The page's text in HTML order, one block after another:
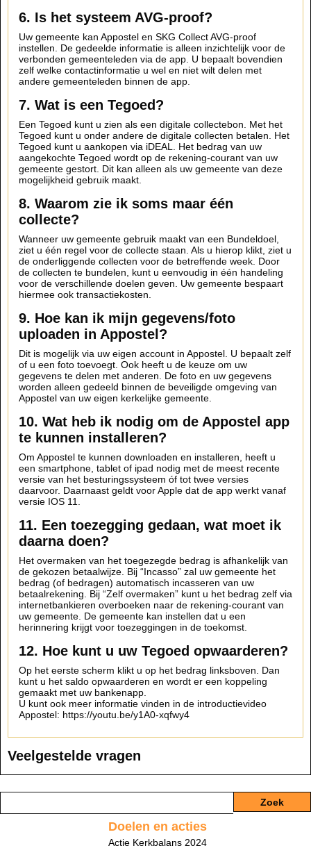
6. Is het systeem AVG-proof?
Uw gemeente kan Appostel en SKG Collect AVG-proof
instellen. De gedeelde informatie is alleen inzichtelijk voor de
verbonden gemeenteleden via de app. U bepaalt bovendien
zelf welke contactinformatie u wel en niet wilt delen met
andere gemeenteleden binnen de app.
7. Wat is een Tegoed?
Een Tegoed kunt u zien als een digitale collectebon. Met het
Tegoed kunt u onder andere de digitale collecten betalen. Het
Tegoed kunt u aankopen via iDEAL. Het bedrag van uw
aangekochte Tegoed wordt op de rekening-courant van uw
gemeente gestort. Dit kan alleen als uw gemeente van deze
mogelijkheid gebruik maakt.
8. Waarom zie ik soms maar één
collecte?
Wanneer uw gemeente gebruik maakt van een Bundeldoel,
ziet u één regel voor de collecte staan. Als u hierop klikt, ziet u
de onderliggende collecten voor de betreffende week. Door
de collecten te bundelen, kunt u eenvoudig in één handeling
voor de verschillende doelen geven. Uw gemeente bespaart
hiermee ook transactiekosten.
9. Hoe kan ik mijn gegevens/foto
uploaden in Appostel?
Dit is mogelijk via uw eigen account in Appostel. U bepaalt zelf
of u een foto toevoegt. Ook heeft u de keuze om uw
gegevens te delen met anderen. De foto en uw gegevens
worden alleen gedeeld binnen de beveiligde omgeving van
Appostel van uw eigen kerkelijke gemeente.
10. Wat heb ik nodig om de Appostel app
te kunnen installeren?
Om Appostel te kunnen downloaden en installeren, heeft u
een smartphone, tablet of ipad nodig met de meest recente
versie van het besturingssysteem óf tot twee versies
daarvoor. Daarnaast geldt voor Apple dat de app werkt vanaf
versie IOS 11.
11. Een toezegging gedaan, wat moet ik
daarna doen?
Het overmaken van het toegezegde bedrag is afhankelijk van
de gekozen betaalwijze. Bij “Incasso” zal uw gemeente het
bedrag (of bedragen) automatisch incasseren van uw
betaalrekening. Bij “Zelf overmaken” kunt u het bedrag zelf via
internetbankieren overboeken naar de rekening-courant van
uw gemeente. De gemeente kan instellen dat u een
herinnering krijgt voor toezeggingen in de toekomst.
12. Hoe kunt u uw Tegoed opwaarderen?
Op het eerste scherm klikt u op het bedrag linksboven. Dan
kunt u het saldo opwaarderen en wordt er een koppeling
gemaakt met uw bankenapp.
U kunt ook meer informatie vinden in de introductievideo
Appostel: https://youtu.be/y1A0-xqfwy4
Veelgestelde vragen
Doelen en acties
Actie Kerkbalans 2024